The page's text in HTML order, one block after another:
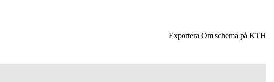
Exportera Om schema på KTH